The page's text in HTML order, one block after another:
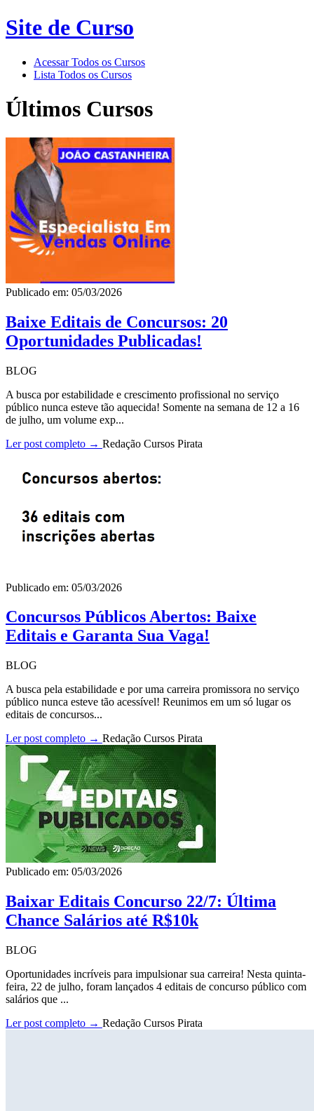
Site de Curso
Acessar Todos os Cursos
Lista Todos os Cursos
Últimos Cursos
Publicado em: 05/03/2026
Baixe Editais de Concursos: 20
Oportunidades Publicadas!
BLOG
A busca por estabilidade e crescimento profissional no serviço
público nunca esteve tão aquecida! Somente na semana de 12 a 16
de julho, um volume exp...
Ler post completo → Redação Cursos Pirata
Publicado em: 05/03/2026
Concursos Públicos Abertos: Baixe
Editais e Garanta Sua Vaga!
BLOG
A busca pela estabilidade e por uma carreira promissora no serviço
público nunca esteve tão acessível! Reunimos em um só lugar os
editais de concursos...
Ler post completo → Redação Cursos Pirata
Publicado em: 05/03/2026
Baixar Editais Concurso 22/7: Última
Chance Salários até R$10k
BLOG
Oportunidades incríveis para impulsionar sua carreira! Nesta quinta-
feira, 22 de julho, foram lançados 4 editais de concurso público com
salários que ...
Ler post completo → Redação Cursos Pirata